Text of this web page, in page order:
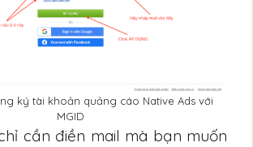
ký tài khoản quảng cáo Native Ads với
MGID
cần điền mail mà bạn muốn